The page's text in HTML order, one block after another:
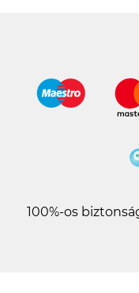
100%-os